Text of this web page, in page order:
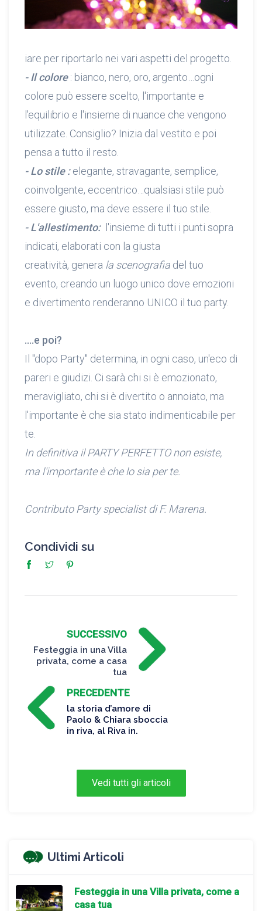
iare per riportarlo nei vari aspetti del progetto.
- Il colore: bianco, nero, oro, argento…ogni
colore può essere scelto, l'importante e
l'equilibrio e l'insieme di nuance che vengono
utilizzate. Consiglio? Inizia dal vestito e poi
pensa a tutto il resto.
- Lo stile :elegante, stravagante, semplice,
coinvolgente, eccentrico…qualsiasi stile può
essere giusto, ma deve essere il tuo stile.
- L'allestimento: l'insieme di tutti i punti sopra
indicati, elaborati con la giusta
creatività, genera la scenografia del tuo
evento, creando un luogo unico dove emozioni
e divertimento renderanno UNICO il tuo party.
….e poi?
Il "dopo Party" determina, in ogni caso, un'eco di
pareri e giudizi. Ci sarà chi si è emozionato,
meravigliato, chi si è divertito o annoiato, ma
l'importante è che sia stato indimenticabile per
te.
In definitiva il PARTY PERFETTO non esiste,
ma l'importante è che lo sia per te.
Contributo Party specialist di F. Marena.
Condividi su
PRECEDENTE
la storia d’amore di
Paolo & Chiara sboccia
in riva, al Riva in.
SUCCESSIVO
Festeggia in una Villa
privata, come a casa
tua
Vedi tutti gli articoli
Ultimi Articoli
Festeggia in una Villa privata, come a
casa tua